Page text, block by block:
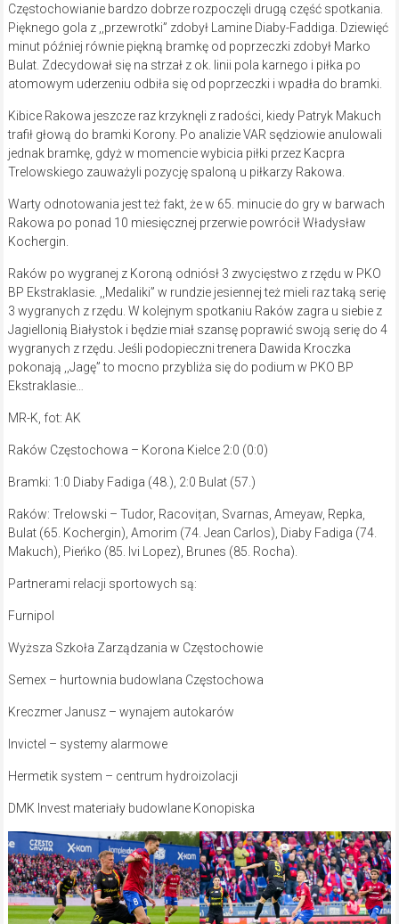
Częstochowianie bardzo dobrze rozpoczęli drugą część spotkania.
Pięknego gola z ,,przewrotki” zdobył Lamine Diaby-Faddiga. Dziewięć
minut później równie piękną bramkę od poprzeczki zdobył Marko
Bulat. Zdecydował się na strzał z ok. linii pola karnego i piłka po
atomowym uderzeniu odbiła się od poprzeczki i wpadła do bramki.
Kibice Rakowa jeszcze raz krzyknęli z radości, kiedy Patryk Makuch
trafił głową do bramki Korony. Po analizie VAR sędziowie anulowali
jednak bramkę, gdyż w momencie wybicia piłki przez Kacpra
Trelowskiego zauważyli pozycję spaloną u piłkarzy Rakowa.
Warty odnotowania jest też fakt, że w 65. minucie do gry w barwach
Rakowa po ponad 10 miesięcznej przerwie powrócił Władysław
Kochergin.
Raków po wygranej z Koroną odniósł 3 zwycięstwo z rzędu w PKO
BP Ekstraklasie. ,,Medaliki” w rundzie jesiennej też mieli raz taką serię
3 wygranych z rzędu. W kolejnym spotkaniu Raków zagra u siebie z
Jagiellonią Białystok i będzie miał szansę poprawić swoją serię do 4
wygranych z rzędu. Jeśli podopieczni trenera Dawida Kroczka
pokonają ,,Jagę” to mocno przybliża się do podium w PKO BP
Ekstraklasie…
MR-K, fot: AK
Raków Częstochowa – Korona Kielce 2:0 (0:0)
Bramki: 1:0 Diaby Fadiga (48.), 2:0 Bulat (57.)
Raków: Trelowski – Tudor, Racovițan, Svarnas, Ameyaw, Repka,
Bulat (65. Kochergin), Amorim (74. Jean Carlos), Diaby Fadiga (74.
Makuch), Pieńko (85. Ivi Lopez), Brunes (85. Rocha).
Partnerami relacji sportowych są:
Furnipol
Wyższa Szkoła Zarządzania w Częstochowie
Semex – hurtownia budowlana Częstochowa
Kreczmer Janusz – wynajem autokarów
Invictel – systemy alarmowe
Hermetik system – centrum hydroizolacji
DMK Invest materiały budowlane Konopiska